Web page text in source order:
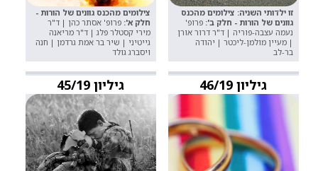
זו ילדותי השניה: צילומים מהכנס
גוונים של הורות - חלק ב': פרופ'
נעמה עצבה-פוריה | ד"ר דרור אורן
| מעיין מולמן-ליכטר | יהודה
בר-לב
צילומים מהכנס גוונים של הורות -
חלק א': פרופ' אסתר כהן | ד"ר
מירי קסטלר פלג | ד"ר מריאנה
גייטיני | שיר בר אמת גרדמן | חנה
ויסברג גולד
גיליון 46/19 גיליון 45/19